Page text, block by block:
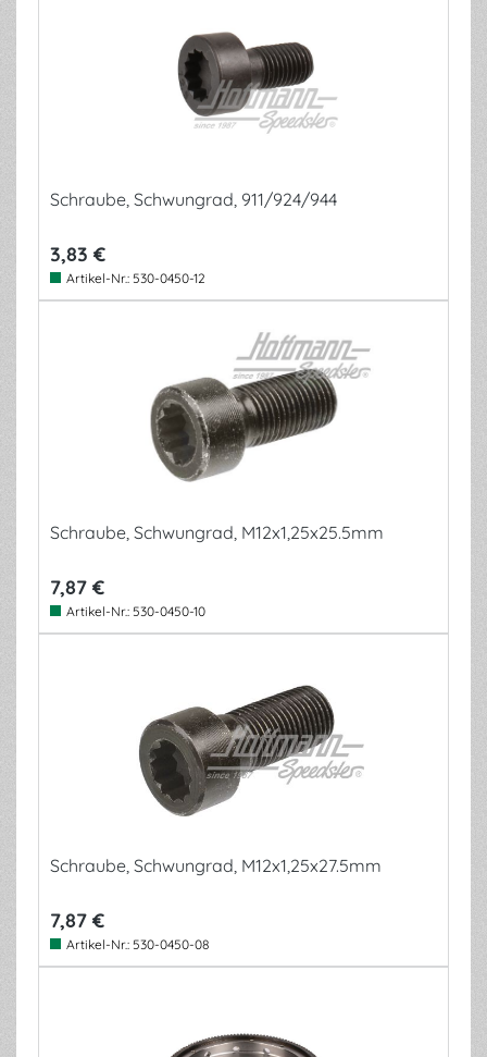
Schraube, Schwungrad, 911/924/944
3,83 €
Artikel-Nr.: 530-0450-12
Schraube, Schwungrad, M12x1,25x25.5mm
7,87 €
Artikel-Nr.: 530-0450-10
Schraube, Schwungrad, M12x1,25x27.5mm
7,87 €
Artikel-Nr.: 530-0450-08